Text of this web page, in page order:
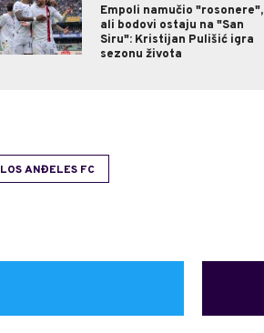
Empoli namučio "rosonere",
ali bodovi ostaju na "San
Siru": Kristijan Pulišić igra
sezonu života
LOS ANĐELES FC